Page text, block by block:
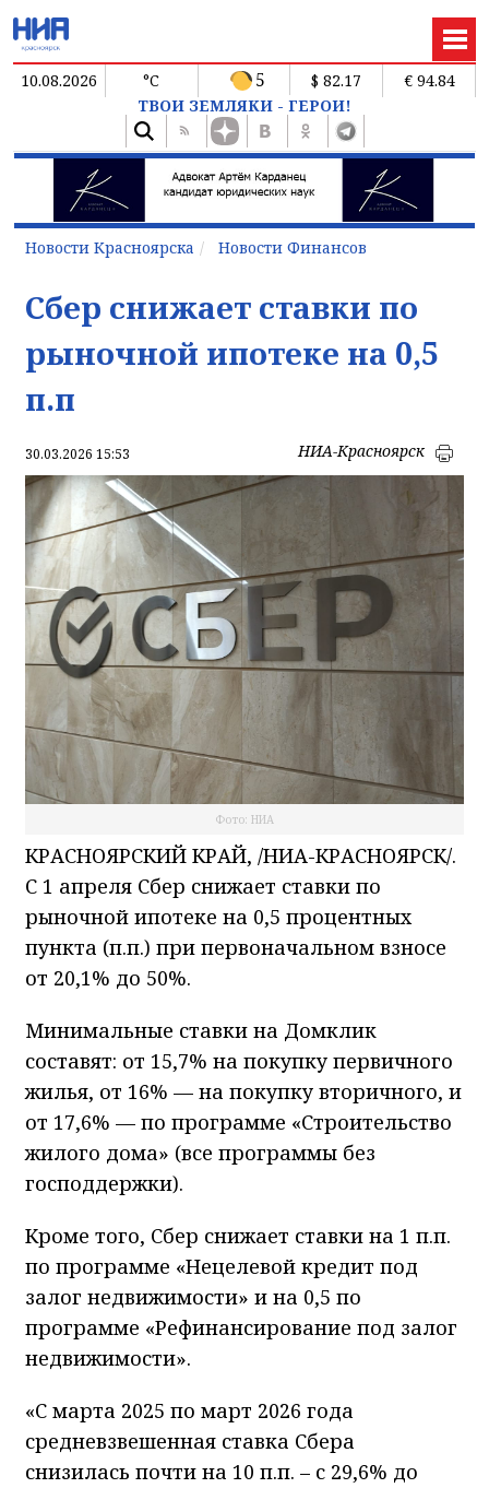
10.08.2026 °C 5 $ 82.17
€ 94.84
ТВОИ ЗЕМЛЯКИ - ГЕРОИ!
Новости Красноярска Новости Финансов
Сбер снижает ставки по
рыночной ипотеке на 0,5
п.п
30.03.2026 15:53 НИА-Красноярск
Фото: НИА
КРАСНОЯРСКИЙ КРАЙ, /НИА-КРАСНОЯРСК/.
С 1 апреля Сбер снижает ставки по
рыночной ипотеке на 0,5 процентных
пункта (п.п.) при первоначальном взносе
от 20,1% до 50%.
Минимальные ставки на Домклик
составят: от 15,7% на покупку первичного
жилья, от 16% — на покупку вторичного, и
от 17,6% — по программе «Строительство
жилого дома» (все программы без
господдержки).
Кроме того, Сбер снижает ставки на 1 п.п.
по программе «Нецелевой кредит под
залог недвижимости» и на 0,5 по
программе «Рефинансирование под залог
недвижимости».
«С марта 2025 по март 2026 года
средневзвешенная ставка Сбера
снизилась почти на 10 п.п. – с 29,6% до